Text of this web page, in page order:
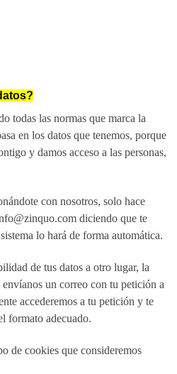
todas las normas que marca la
en los datos que tenemos, porque
y damos acceso a las personas,
con nosotros, solo hace
diciendo que te
lo hará de forma automática.
de tus datos a otro lugar, la
un correo con tu petición a
accederemos a tu petición y te
formato adecuado.
de cookies que consideremos